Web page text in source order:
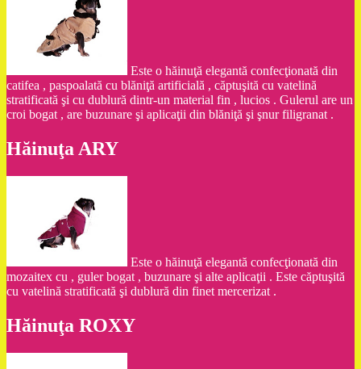
Este o hăinuţă elegantă confecţionată din
catifea , paspoalată cu blăniţă artificială , căptuşită cu vatelină
stratificată şi cu dublură dintr-un material fin , lucios . Gulerul are un
croi bogat , are buzunare şi aplicaţii din blăniţă şi şnur filigranat .
Hăinuţa ARY
Este o hăinuţă elegantă confecţionată din
mozaitex cu , guler bogat , buzunare şi alte aplicaţii . Este căptuşită
cu vatelină stratificată şi dublură din finet mercerizat .
Hăinuţa ROXY